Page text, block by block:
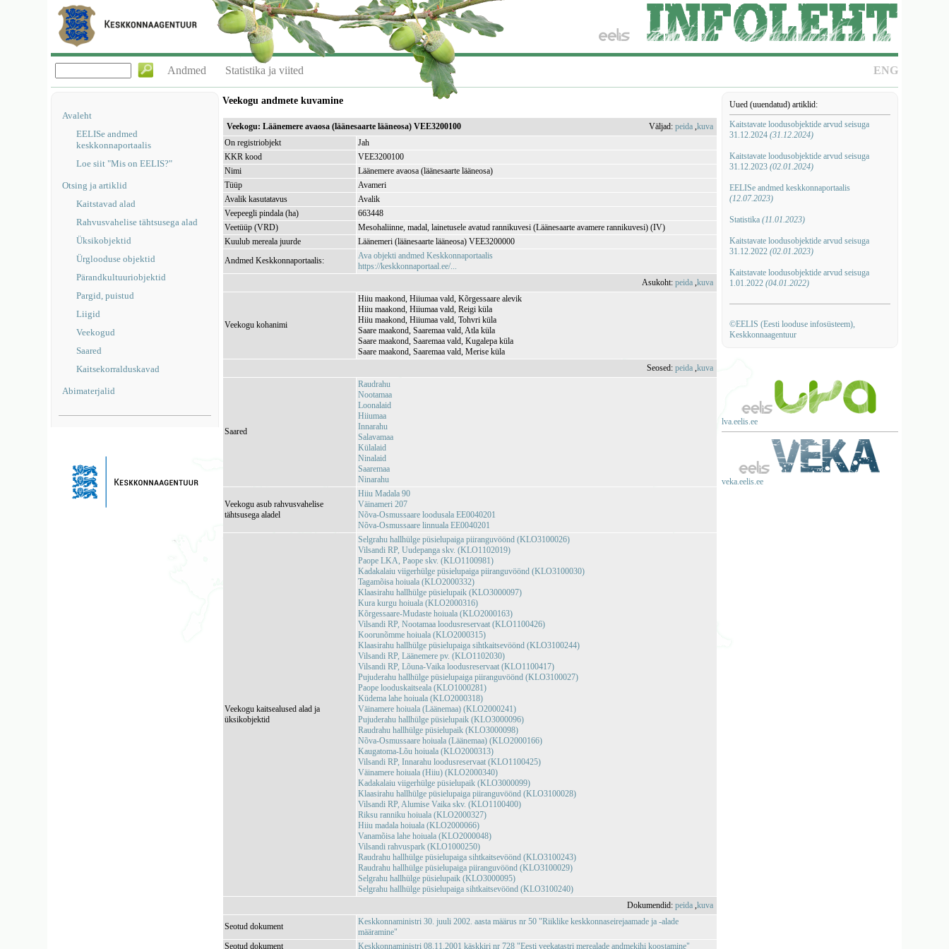
ENG
Andmed Statistika ja viited
Avaleht
EELISe andmed
keskkonnaportaalis
Loe siit "Mis on EELIS?"
Otsing ja artiklid
Kaitstavad alad
Rahvusvahelise tähtsusega alad
Üksikobjektid
Ürglooduse objektid
Pärandkultuuriobjektid
Pargid, puistud
Liigid
Veekogud
Saared
Kaitsekorralduskavad
Abimaterjalid
Uued (uuendatud) artiklid:
Kaitstavate loodusobjektide arvud seisuga
31.12.2024 (31.12.2024)
Kaitstavate loodusobjektide arvud seisuga
31.12.2023 (02.01.2024)
EELISe andmed keskkonnaportaalis
(12.07.2023)
Statistika (11.01.2023)
Kaitstavate loodusobjektide arvud seisuga
31.12.2022 (02.01.2023)
Kaitstavate loodusobjektide arvud seisuga
1.01.2022 (04.01.2022)
©EELIS (Eesti looduse infosüsteem),
Keskkonnaagentuur
lva.eelis.ee
veka.eelis.ee
Veekogu andmete kuvamine
Veekogu: Läänemere avaosa (läänesaarte lääneosa) VEE3200100 Väljad:peida ,kuva
On registriobjekt
Jah
KKR kood
VEE3200100
Nimi
Läänemere avaosa (läänesaarte lääneosa)
Tüüp
Avameri
Avalik kasutatavus
Avalik
Veepeegli pindala (ha)
663448
Veetüüp (VRD)
Mesohaliinne, madal, lainetusele avatud rannikuvesi (Läänesaarte avamere rannikuvesi) (IV)
Kuulub mereala juurde
Läänemeri (läänesaarte lääneosa) VEE3200000
Andmed Keskkonnaportaalis:
Ava objekti andmed Keskkonnaportaalis
https://keskkonnaportaal.ee/...
Asukoht:peida ,kuva
Veekogu kohanimi
Hiiu maakond, Hiiumaa vald, Kõrgessaare alevik
Hiiu maakond, Hiiumaa vald, Reigi küla
Hiiu maakond, Hiiumaa vald, Tohvri küla
Saare maakond, Saaremaa vald, Atla küla
Saare maakond, Saaremaa vald, Kugalepa küla
Saare maakond, Saaremaa vald, Merise küla
Seosed:peida ,kuva
Saared
Raudrahu
Nootamaa
Loonalaid
Hiiumaa
Innarahu
Salavamaa
Külalaid
Ninalaid
Saaremaa
Ninarahu
Veekogu asub rahvusvahelise
tähtsusega aladel
Hiiu Madala 90
Väinameri 207
Nõva-Osmussaare loodusala EE0040201
Nõva-Osmussaare linnuala EE0040201
Veekogu kaitsealused alad ja
üksikobjektid
Selgrahu hallhülge püsielupaiga piiranguvöönd (KLO3100026)
Vilsandi RP, Uudepanga skv. (KLO1102019)
Paope LKA, Paope skv. (KLO1100981)
Kadakalaiu viigerhülge püsielupaiga piiranguvöönd (KLO3100030)
Tagamõisa hoiuala (KLO2000332)
Klaasirahu hallhülge püsielupaik (KLO3000097)
Kura kurgu hoiuala (KLO2000316)
Kõrgessaare-Mudaste hoiuala (KLO2000163)
Vilsandi RP, Nootamaa loodusreservaat (KLO1100426)
Koorunõmme hoiuala (KLO2000315)
Klaasirahu hallhülge püsielupaiga sihtkaitsevöönd (KLO3100244)
Vilsandi RP, Läänemere pv. (KLO1102030)
Vilsandi RP, Lõuna-Vaika loodusreservaat (KLO1100417)
Pujuderahu hallhülge püsielupaiga piiranguvöönd (KLO3100027)
Paope looduskaitseala (KLO1000281)
Küdema lahe hoiuala (KLO2000318)
Väinamere hoiuala (Läänemaa) (KLO2000241)
Pujuderahu hallhülge püsielupaik (KLO3000096)
Raudrahu hallhülge püsielupaik (KLO3000098)
Nõva-Osmussaare hoiuala (Läänemaa) (KLO2000166)
Kaugatoma-Lõu hoiuala (KLO2000313)
Vilsandi RP, Innarahu loodusreservaat (KLO1100425)
Väinamere hoiuala (Hiiu) (KLO2000340)
Kadakalaiu viigerhülge püsielupaik (KLO3000099)
Klaasirahu hallhülge püsielupaiga piiranguvöönd (KLO3100028)
Vilsandi RP, Alumise Vaika skv. (KLO1100400)
Riksu ranniku hoiuala (KLO2000327)
Hiiu madala hoiuala (KLO2000066)
Vanamõisa lahe hoiuala (KLO2000048)
Vilsandi rahvuspark (KLO1000250)
Raudrahu hallhülge püsielupaiga sihtkaitsevöönd (KLO3100243)
Raudrahu hallhülge püsielupaiga piiranguvöönd (KLO3100029)
Selgrahu hallhülge püsielupaik (KLO3000095)
Selgrahu hallhülge püsielupaiga sihtkaitsevöönd (KLO3100240)
Dokumendid:peida ,kuva
Seotud dokument
Keskkonnaministri 30. juuli 2002. aasta määrus nr 50 "Riiklike keskkonnaseirejaamade ja -alade
määramine"
Seotud dokument
Keskkonnaministri 08.11.2001 käskkiri nr 728 "Eesti veekatastri merealade andmekihi koostamine"